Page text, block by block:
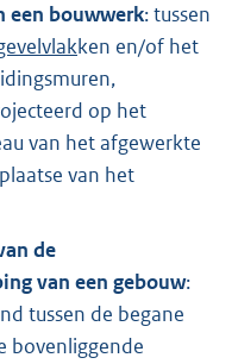
een bouwwerk: tussen
ken en/of het
op het
van het afgewerkte
van het
de
van een gebouw:
tussen de begane
bovenliggende